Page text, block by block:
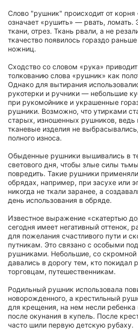
Слово "рушник" происходит от корня
означает «рушить» — рвать, ломать.
ткани, отрез. Ткань рвали, а не
ткачество появилось гораздо
ножниц.
Сходство со словом «рука»
толкованию слова «рушник» как
Однако для вытирания
рукотерки и ручники — небольшие
при рукомойнике и украшенные
рушники. Возможно, что утирками
старых, изношенных рушников, ведь
тканевые изделия не
полного износа.
Обыденные рушники вышивались в
светового дня, чтобы злые силы
повредить. Такие рушники
обрядах, например, при засухе или
никогда не ткали заранее, а
день использования в обряде.
Известное выражение «скатертью
сегодня имеет негативный оттенок,
для пожелания счастливого пути и
путникам. Это связано с особыми
рушниками. Небольшие, со
давались в дорогу тем, кто покидал
торговцам, путешественникам.
Родильный рушник использовала
новорожденного, а крестильный
для крещения, на нем несли
после окунания в купель. После
часто шили первую детскую рубаху.